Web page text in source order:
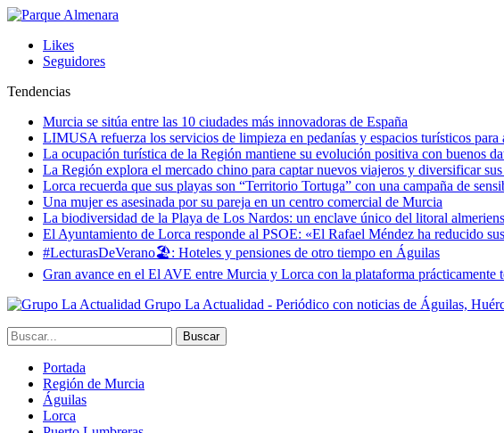
Likes
Seguidores
Tendencias
Murcia se sitúa entre las 10 ciudades más innovadoras de España
LIMUSA refuerza los servicios de limpieza en pedanías y espacios turísticos
La ocupación turística de la Región mantiene su evolución positiva con buenos
La Región explora el mercado chino para captar nuevos viajeros y diversificar
Lorca recuerda que sus playas son “Territorio Tortuga” con una campaña de
Una mujer es asesinada por su pareja en un centro comercial de Murcia
La biodiversidad de la Playa de Los Nardos: un enclave único del litoral
El Ayuntamiento de Lorca responde al PSOE: «El Rafael Méndez ha reducido
#LecturasDeVerano🏖: Hoteles y pensiones de otro tiempo en Águilas
Gran avance en el El AVE entre Murcia y Lorca con la plataforma prácticamente
Grupo La Actualidad - Periódico con noticias de Águilas,
Portada
Región de Murcia
Águilas
Lorca